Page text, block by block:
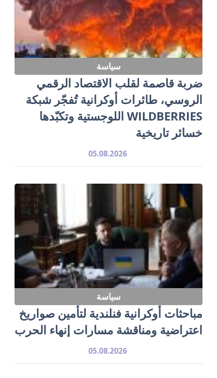
سياسة
ضربة قاصمة لقلب الاقتصاد الرقمي
الروسي، طائرات أوكرانية تُفجّر شبكة
WILDBERRIES اللوجستية وتكبّدها
خسائر تاريخية
05.08.2026
سياسة
مباحثات أوكرانية فنلندية لتأمين صواريخ
اعتراضية ومناقشة مسارات إنهاء الحرب
05.08.2026